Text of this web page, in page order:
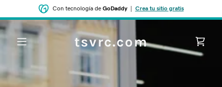
Con tecnología de GoDaddy| Crea tu sitio gratis
tsvrc.com